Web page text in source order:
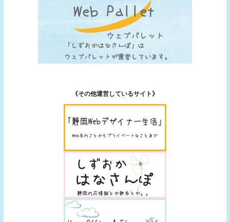
《その他運営しているサイト》